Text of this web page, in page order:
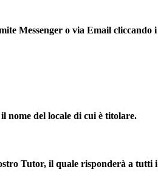
Messenger o via Email
nome del locale di cui è titolare.
Tutor, il quale risponderà a tutti